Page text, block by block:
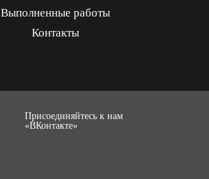
Выполненные работы
Контакты
Присоединяйтесь к нам
«ВКонтакте»